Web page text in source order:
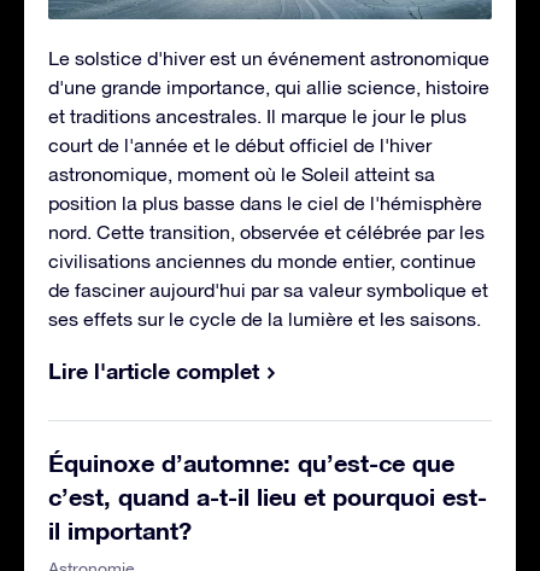
Le solstice d'hiver est un événement astronomique
d'une grande importance, qui allie science, histoire
et traditions ancestrales. Il marque le jour le plus
court de l'année et le début officiel de l'hiver
astronomique, moment où le Soleil atteint sa
position la plus basse dans le ciel de l'hémisphère
nord. Cette transition, observée et célébrée par les
civilisations anciennes du monde entier, continue
de fasciner aujourd'hui par sa valeur symbolique et
ses effets sur le cycle de la lumière et les saisons.
Lire l'article complet
Équinoxe d’automne: qu’est-ce que
c’est, quand a-t-il lieu et pourquoi est-
il important?